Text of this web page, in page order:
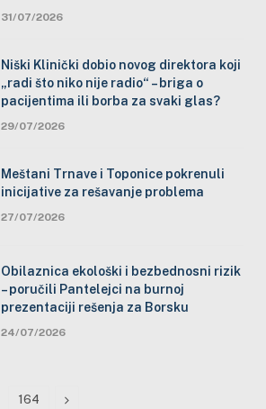
31/07/2026
Niški Klinički dobio novog direktora koji
„radi što niko nije radio“ – briga o
pacijentima ili borba za svaki glas?
29/07/2026
Meštani Trnave i Toponice pokrenuli
inicijative za rešavanje problema
27/07/2026
Obilaznica ekološki i bezbednosni rizik
– poručili Pantelejci na burnoj
prezentaciji rešenja za Borsku
24/07/2026
164 Next